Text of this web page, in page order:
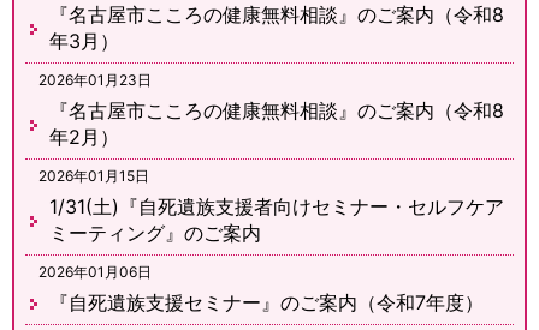
『名古屋市こころの健康無料相談』のご案内（令和8
年3月）
2026年01月23日
『名古屋市こころの健康無料相談』のご案内（令和8
年2月）
2026年01月15日
1/31(土)『自死遺族支援者向けセミナー・セルフケア
ミーティング』のご案内
2026年01月06日
『自死遺族支援セミナー』のご案内（令和7年度）